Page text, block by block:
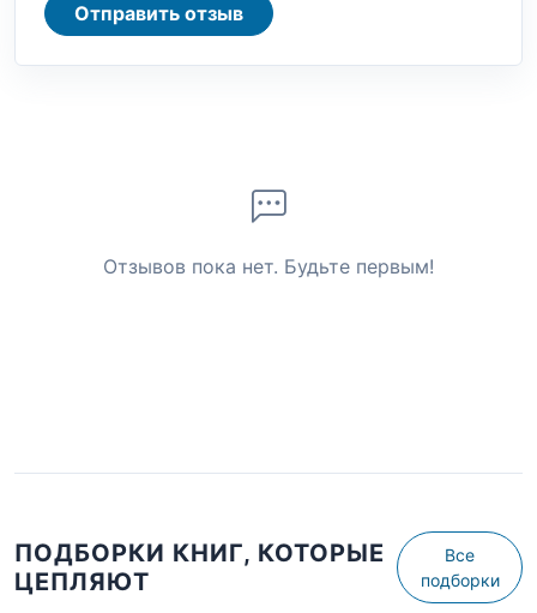
Отправить отзыв
Отзывов пока нет. Будьте первым!
ПОДБОРКИ КНИГ, КОТОРЫЕ
ЦЕПЛЯЮТ
Все
подборки